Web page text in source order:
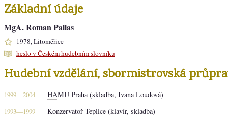
Základní údaje
MgA. Roman Pallas
1978, Litoměřice
heslo v Českém hudebním slovníku
Hudební vzdělání, sbormistrovská
1999—2004 HAMU Praha (skladba, Ivana Loudová)
1993—1999 Konzervatoř Teplice (klavír, skladba)